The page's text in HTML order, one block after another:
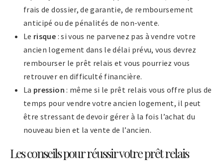
frais de dossier, de garantie, de remboursement
anticipé ou de pénalités de non-vente.
Le risque : si vous ne parvenez pas à vendre votre
ancien logement dans le délai prévu, vous devrez
rembourser le prêt relais et vous pourriez vous
retrouver en difficulté financière.
La pression : même si le prêt relais vous offre plus de
temps pour vendre votre ancien logement, il peut
être stressant de devoir gérer à la fois l’achat du
nouveau bien et la vente de l’ancien.
Les conseils pour réussir votre prêt relais